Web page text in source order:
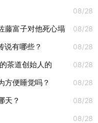
08/28
08/28
藤富子对他死心塌
08/28
说有哪些？
08/28
茶道创始人的
08/28
方便睡觉吗？
08/28
天？
08/28